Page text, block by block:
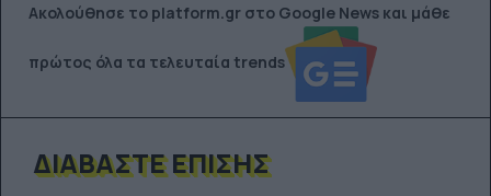
Ακολούθησε το platform.gr στο Google News και μάθε
πρώτος όλα τα τελευταία trends
ΔΙΑΒΆΣΤΕ ΕΠΊΣΗΣ